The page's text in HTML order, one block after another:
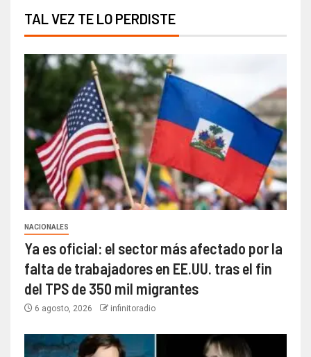
TAL VEZ TE LO PERDISTE
NACIONALES
Ya es oficial: el sector más afectado por la
falta de trabajadores en EE.UU. tras el fin
del TPS de 350 mil migrantes
6 agosto, 2026 infinitoradio